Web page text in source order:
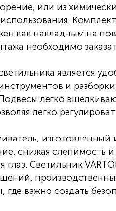
или из
использования.
как накладным на
необходимо
является
и
легко
легко
снижая слепимость и
Светильник
где важно создать